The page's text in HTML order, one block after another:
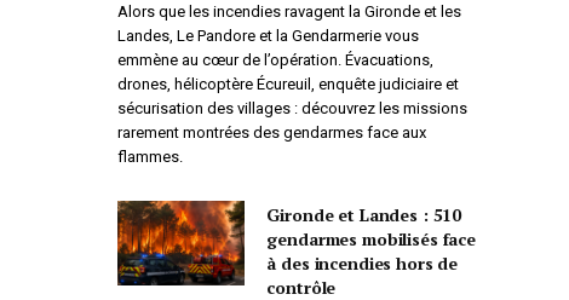
Alors que les incendies ravagent la Gironde et les
Landes, Le Pandore et la Gendarmerie vous
emmène au cœur de l’opération. Évacuations,
drones, hélicoptère Écureuil, enquête judiciaire et
sécurisation des villages : découvrez les missions
rarement montrées des gendarmes face aux
flammes.
Gironde et Landes : 510
gendarmes mobilisés face
à des incendies hors de
contrôle